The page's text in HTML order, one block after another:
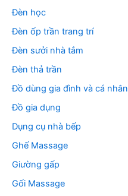
Đèn học
Đèn ốp trần trang trí
Đèn sưởi nhà tắm
Đèn thả trần
Đồ dùng gia đình và cá nhân
Đồ gia dụng
Dụng cụ nhà bếp
Ghế Massage
Giường gấp
Gối Massage